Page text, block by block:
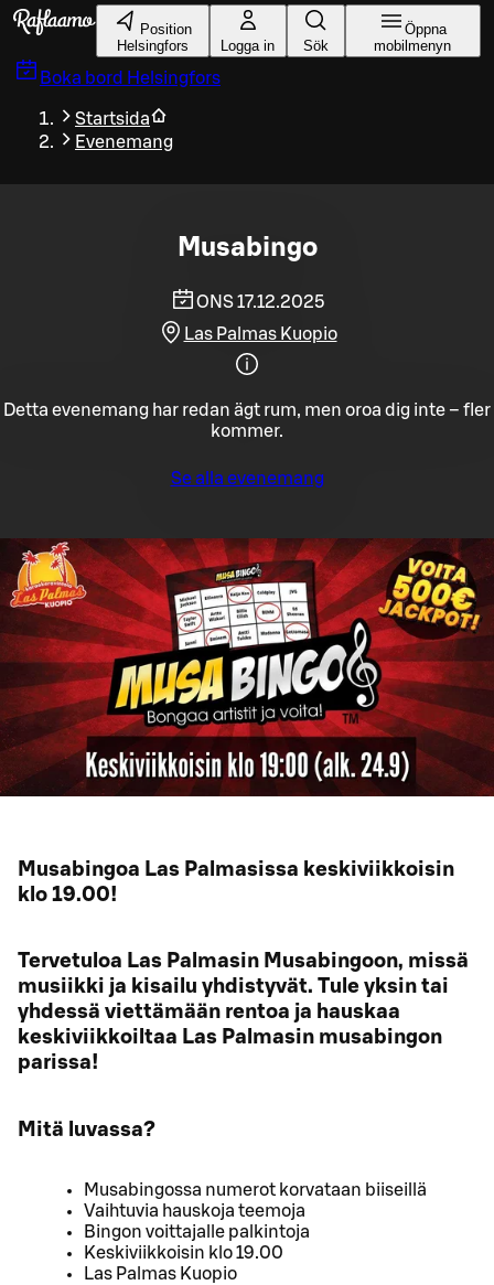
Gå till huvudinnehållet
Position
Helsingfors
Logga in Sök
Öppna
mobilmenyn
Boka bord Helsingfors
Startsida
Evenemang
Musabingo
ONS 17.12.2025
Las Palmas Kuopio
Detta evenemang har redan ägt rum, men oroa dig inte – fler
kommer.
Se alla evenemang
Musabingoa Las Palmasissa keskiviikkoisin
klo 19.00!
Tervetuloa Las Palmasin Musabingoon, missä
musiikki ja kisailu yhdistyvät. Tule yksin tai
yhdessä viettämään rentoa ja hauskaa
keskiviikkoiltaa Las Palmasin musabingon
parissa!
Mitä luvassa?
Musabingossa numerot korvataan biiseillä
Vaihtuvia hauskoja teemoja
Bingon voittajalle palkintoja
Keskiviikkoisin klo 19.00
Las Palmas Kuopio